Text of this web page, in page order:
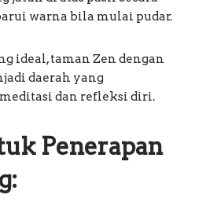
warna bila mulai pudar.
ideal, taman Zen dengan
daerah yang
dan refleksi diri.
Penerapan